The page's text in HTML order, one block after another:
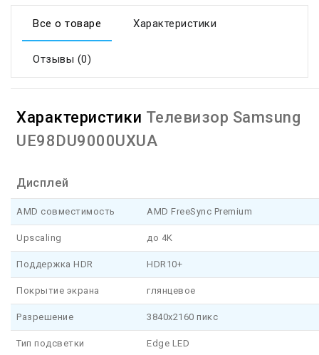
Все о товаре Характеристики
Отзывы (0)
Характеристики Телевизор Samsung
UE98DU9000UXUA
Дисплей
AMD совместимость AMD FreeSync Premium
Upscaling до 4K
Поддержка HDR HDR10+
Покрытие экрана глянцевое
Разрешение 3840x2160 пикс
Тип подсветки Edge LED